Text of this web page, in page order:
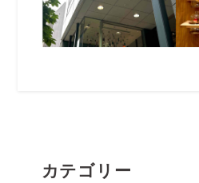
カテゴリー